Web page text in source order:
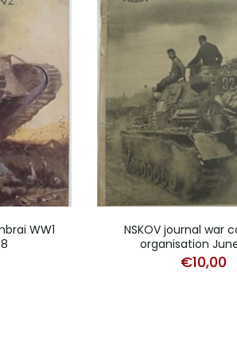
WW1
NSKOV journal war
organisation
€10,00